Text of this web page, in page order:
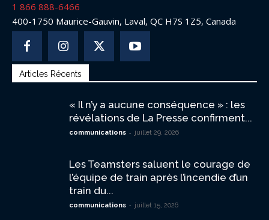
1 866 888-6466
400-1750 Maurice-Gauvin, Laval, QC H7S 1Z5, Canada
Articles Récents
« Il n’y a aucune conséquence » : les
révélations de La Presse confirment...
communications - juillet 29, 2026
Les Teamsters saluent le courage de
l’équipe de train après l’incendie d’un
train du...
communications - juillet 15, 2026